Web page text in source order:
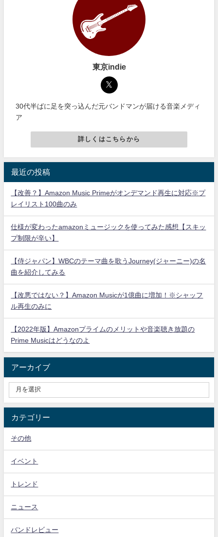
東京indie
30代半ばに足を突っ込んだ元バンドマンが届ける音楽メディ
ア
詳しくはこちらから
最近の投稿
【改善？】Amazon Music Primeがオンデマンド再生に対応※プ
レイリスト100曲のみ
仕様が変わったamazonミュージックを使ってみた感想【スキッ
プ制限が辛い】
【侍ジャパン】WBCのテーマ曲を歌うJourney(ジャーニー)の名
曲を紹介してみる
【改悪ではない？】Amazon Musicが1億曲に増加！※シャッフ
ル再生のみに
【2022年版】Amazonプライムのメリットや音楽聴き放題の
Prime Musicはどうなのよ
アーカイブ
カテゴリー
その他
イベント
トレンド
ニュース
バンドレビュー